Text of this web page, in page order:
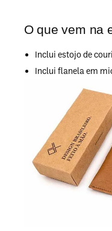
O que vem na
Inclui estojo de
Inclui flanela em